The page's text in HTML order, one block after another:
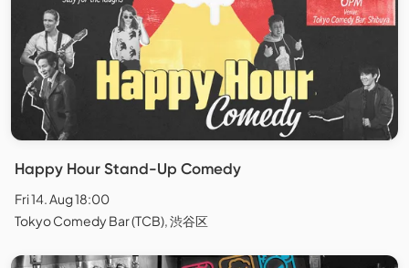
Happy Hour Stand-Up Comedy
Fri 14. Aug 18:00
Tokyo Comedy Bar (TCB), 渋谷区